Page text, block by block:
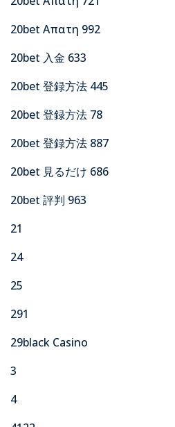
20bet Απατη 992
20bet 入金 633
20bet 登録方法 445
20bet 登録方法 78
20bet 登録方法 887
20bet 見るだけ 686
20bet 評判 963
21
24
25
291
29black Casino
3
4